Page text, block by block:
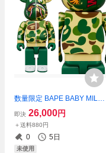
数量限定 BAPE BABY MILO
CAMO SHARK グリーン 40
0%ベアブリック/未使用
即決 26,000円
＋送料880円
0 5日
未使用